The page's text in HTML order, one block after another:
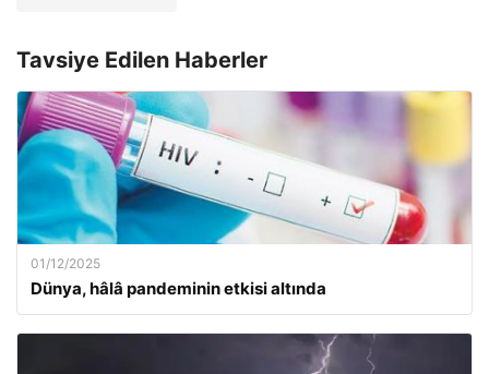
Tavsiye Edilen Haberler
01/12/2025
Dünya, hâlâ pandeminin etkisi altında